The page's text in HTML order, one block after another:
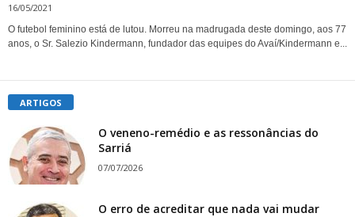
16/05/2021
O futebol feminino está de lutou. Morreu na madrugada deste domingo, aos 77
anos, o Sr. Salezio Kindermann, fundador das equipes do Avaí/Kindermann e...
ARTIGOS
O veneno-remédio e as ressonâncias do
Sarriá
07/07/2026
O erro de acreditar que nada vai mudar